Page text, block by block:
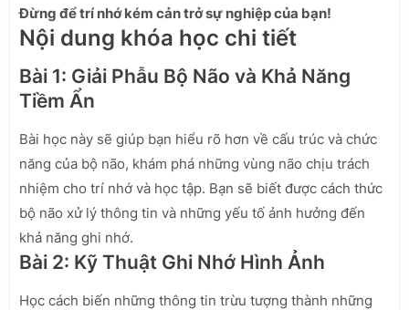
Đừng để trí nhớ kém cản trở sự nghiệp của bạn!
Nội dung khóa học chi tiết
Bài 1: Giải Phẫu Bộ Não và Khả Năng
Tiềm Ẩn
Bài học này sẽ giúp bạn hiểu rõ hơn về cấu trúc và chức
năng của bộ não, khám phá những vùng não chịu trách
nhiệm cho trí nhớ và học tập. Bạn sẽ biết được cách thức
bộ não xử lý thông tin và những yếu tố ảnh hưởng đến
khả năng ghi nhớ.
Bài 2: Kỹ Thuật Ghi Nhớ Hình Ảnh
Học cách biến những thông tin trừu tượng thành những